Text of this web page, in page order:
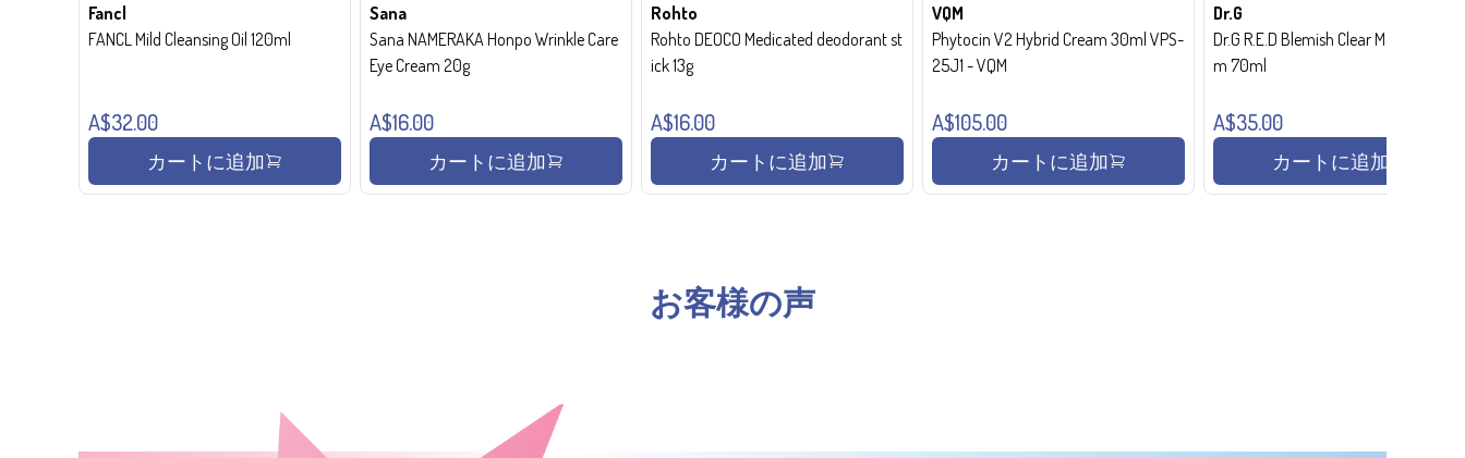
Fancl
FANCL Mild Cleansing Oil 120ml
A$32.00
カートに追加
Sana
Sana NAMERAKA Honpo Wrinkle Care
Eye Cream 20g
A$16.00
カートに追加
Rohto
Rohto DEOCO Medicated deodorant st
ick 13g
A$16.00
カートに追加
VQM
Phytocin V2 Hybrid Cream 30ml VPS-
25J1 - VQM
A$105.00
カートに追加
Dr.G
Dr.G R.E.D Blemish Clear Moisture Crea
m 70ml
A$35.00
カートに追加
お客様の声